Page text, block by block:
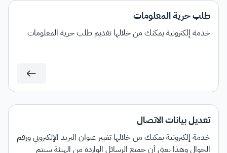
طلب حرية المعلومات
خدمة إلكترونية يمكنك من خلالها تقديم طلب حرية المعلومات
تعديل بيانات الاتصال
خدمة إلكترونية يمكنك من خلالها تغيير عنوان البريد الإلكتروني ورقم
الجوال وهذا يعني أن جميع الرسائل الواردة من الهيئة سيتم